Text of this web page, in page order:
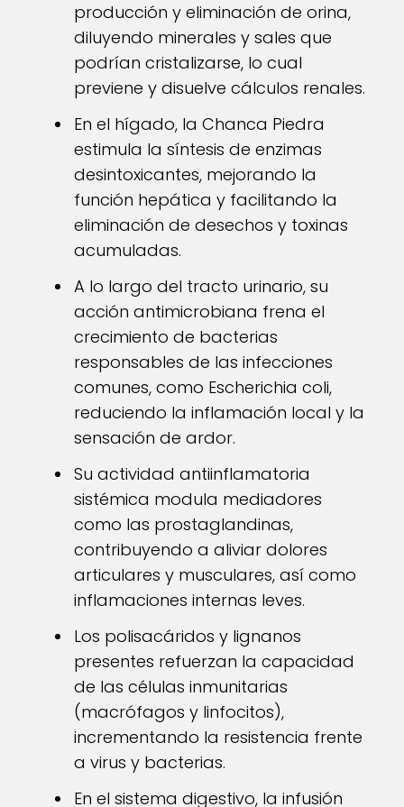
producción y eliminación de orina,
diluyendo minerales y sales que
podrían cristalizarse, lo cual
previene y disuelve cálculos renales.
En el hígado, la Chanca Piedra
estimula la síntesis de enzimas
desintoxicantes, mejorando la
función hepática y facilitando la
eliminación de desechos y toxinas
acumuladas.
A lo largo del tracto urinario, su
acción antimicrobiana frena el
crecimiento de bacterias
responsables de las infecciones
comunes, como Escherichia coli,
reduciendo la inflamación local y la
sensación de ardor.
Su actividad antiinflamatoria
sistémica modula mediadores
como las prostaglandinas,
contribuyendo a aliviar dolores
articulares y musculares, así como
inflamaciones internas leves.
Los polisacáridos y lignanos
presentes refuerzan la capacidad
de las células inmunitarias
(macrófagos y linfocitos),
incrementando la resistencia frente
a virus y bacterias.
En el sistema digestivo, la infusión